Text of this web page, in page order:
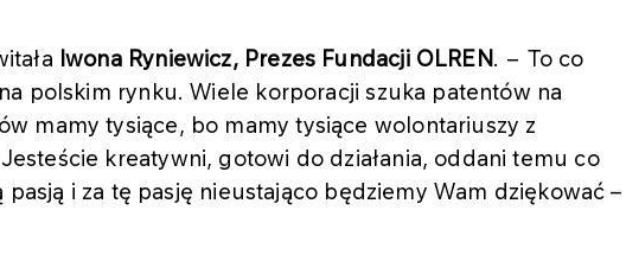
Iwona Ryniewicz, Prezes Fundacji OLREN. − To co
polskim rynku. Wiele korporacji szuka patentów na
mamy tysiące, bo mamy tysiące wolontariuszy z
kreatywni, gotowi do działania, oddani temu co
i za tę pasję nieustająco będziemy Wam dziękować –